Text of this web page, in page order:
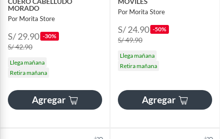
MORADO
Por Morita Store
S/ 29.90 -30%
S/ 42.90
Llega mañana
Retira mañana
Agregar
Por Morita Store
S/ 24.90 -50%
S/ 49.90
Llega mañana
Retira mañana
Agregar